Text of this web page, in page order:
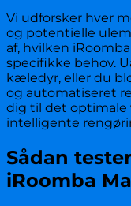
Vi udforsker hver
og potentielle
af, hvilken
specifikke behov.
kæledyr, eller du
og automatiseret
dig til det
intelligente
Sådan
iRoomba